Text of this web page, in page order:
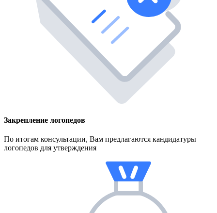
Закрепление логопедов
По итогам консультации, Вам предлагаются кандидатуры
логопедов для утверждения